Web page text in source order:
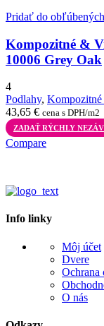
Pridať do obľúbených
Kompozitné &
10006 Grey Oak
4
Podlahy,
43,65 € cena s DPH/m2
ZADAŤ RÝCHLY
Compare
Info linky
Môj účet
Dvere
Ochrana
O nás